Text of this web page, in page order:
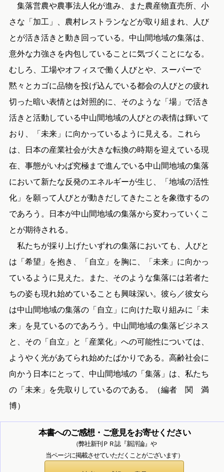
集落営農や農事法人化が進み、また農産物直売所、小
さな「加工」、農村レストランなどが取り組まれ、人び
とが活き活きと動き回っている。中山間地域の集落は、
意外な力強さを内包していることに気づくことになる。
むしろ、工場やオフィスで働く人びとや、スーパーで
黙々とカゴに品物を投げ込んでいる都会の人びとの疲れ
切った暗い表情とは対照的に、そのような「場」で活き
活きと活動している中山間地域の人びとの表情は輝いて
おり、「未来」に向かっているように見える。これら
は、日本の産業社会が大きな転換の時期を迎えている現
在、事態がいわば究極まで進んでいる中山間地域の集落
において新たな反発のエネルギーが生じ、「地域の活性
化」を願って人びとが動きだしてきたことを象徴するの
であろう。日本が中山間地域の集落から変わっていくこ
とが期待される。
私たちが採り上げたいずれの集落においても、人びと
は「希望」を抱き、「自立」を胸に、「未来」に向かっ
ているように見えた。また、そのような集落には若者た
ちの姿も現れ始めていることも興味深い。彼ら／彼女ら
は中山間地域の集落の「自立」に向けた取り組みに「未
来」を見ているのであろう。中山間地域の集落ビジネス
と、その「自立」と「産業化」への可能性については、
ようやく光があてられ始めたばかりである。高齢社会に
向かう日本にとって、中山間地域の「集落」は、私たち
の「未来」を先取りしているのである。（編者 関 満
博）
本書へのご感想・ご意見をお寄せください
（弊社新刊ＰＲ誌『新評論』や
当ページに掲載させていただくことがございます）